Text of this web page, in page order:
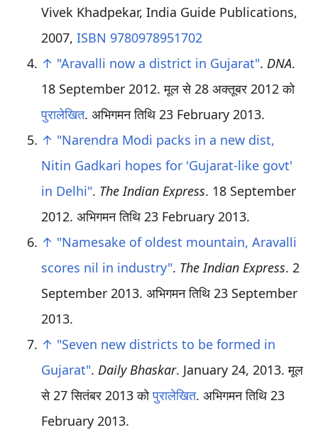
Vivek Khadpekar, India Guide Publications,
2007, ISBN 9780978951702
↑ "Aravalli now a district in Gujarat". DNA.
18 September 2012. मूल से 28 अक्तूबर 2012 को
पुरालेखित. अभिगमन तिथि 23 February2013.
↑ "Narendra Modi packs in a new dist,
Nitin Gadkari hopes for 'Gujarat-like govt'
in Delhi". The Indian Express. 18 September
2012. अभिगमन तिथि 23 February2013.
↑ "Namesake of oldest mountain, Aravalli
scores nil in industry". The Indian Express. 2
September 2013. अभिगमन तिथि 23 September
2013.
↑ "Seven new districts to be formed in
Gujarat". Daily Bhaskar. January 24, 2013. मूल
से 27 सितंबर 2013 कोपुरालेखित. अभिगमन तिथि 23
February2013.